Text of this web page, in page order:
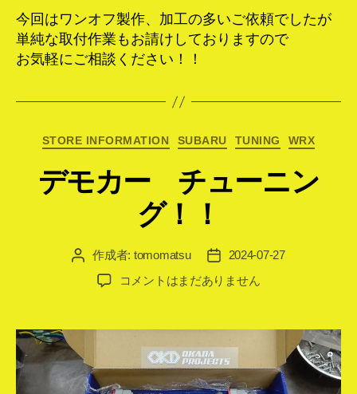
今回はワンオフ製作、加工の多いご依頼でしたが
単純な取付作業もお請けしておりますので
お気軽にご相談ください！！
カ
ゴ
リ
ー
STORE INFORMATION SUBARU TUNING WRX
デモカー チューニン
グ！！
投 作成者: tomomatsu
投
稿
日
2024-07-27
デ
ー
ュ
ー
コメントはまだありません